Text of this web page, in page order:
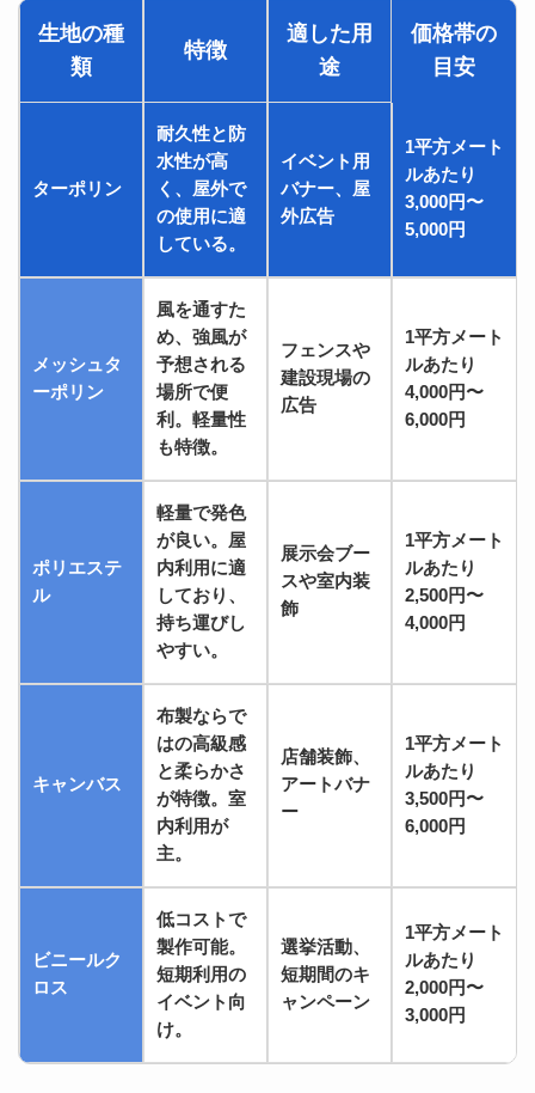
生地の種
類
特徴
適した用
途
価格帯の
目安
ターポリン
耐久性と防
水性が高
く、屋外で
の使用に適
している。
イベント用
バナー、屋
外広告
1平方メート
ルあたり
3,000円〜
5,000円
メッシュタ
ーポリン
風を通すた
め、強風が
予想される
場所で便
利。軽量性
も特徴。
フェンスや
建設現場の
広告
1平方メート
ルあたり
4,000円〜
6,000円
ポリエステ
ル
軽量で発色
が良い。屋
内利用に適
しており、
持ち運びし
やすい。
展示会ブー
スや室内装
飾
1平方メート
ルあたり
2,500円〜
4,000円
キャンバス
布製ならで
はの高級感
と柔らかさ
が特徴。室
内利用が
主。
店舗装飾、
アートバナ
ー
1平方メート
ルあたり
3,500円〜
6,000円
ビニールク
ロス
低コストで
製作可能。
短期利用の
イベント向
け。
選挙活動、
短期間のキ
ャンペーン
1平方メート
ルあたり
2,000円〜
3,000円